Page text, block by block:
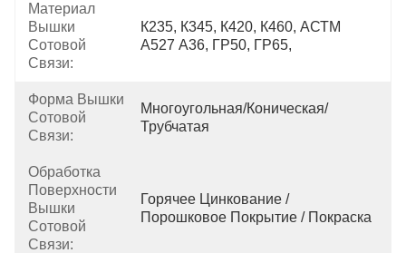
Материал
Вышки
Сотовой
Связи:
К235, К345, К420, К460, АСТМ
А527 А36, ГР50, ГР65,
Форма Вышки
Сотовой
Связи:
Многоугольная/коническая/
Трубчатая
Обработка
Поверхности
Вышки
Сотовой
Связи:
Горячее Цинкование /
Порошковое Покрытие / Покраска